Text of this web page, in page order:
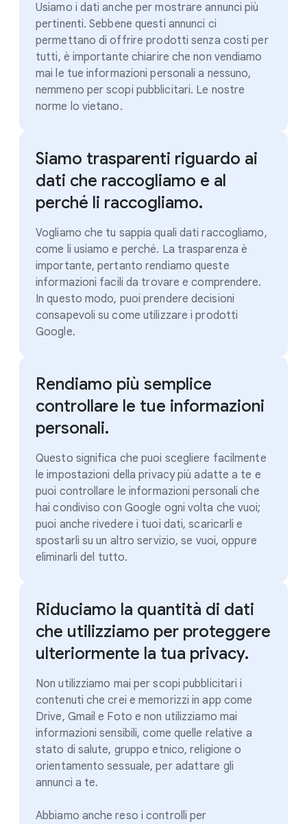
Usiamo i dati anche per mostrare annunci più
pertinenti. Sebbene questi annunci ci
permettano di offrire prodotti senza costi per
tutti, è importante chiarire che non vendiamo
mai le tue informazioni personali a nessuno,
nemmeno per scopi pubblicitari. Le nostre
norme lo vietano.
Siamo trasparenti riguardo ai
dati che raccogliamo e al
perché li raccogliamo.
Vogliamo che tu sappia quali dati raccogliamo,
come li usiamo e perché. La trasparenza è
importante, pertanto rendiamo queste
informazioni facili da trovare e comprendere.
In questo modo, puoi prendere decisioni
consapevoli su come utilizzare i prodotti
Google.
Rendiamo più semplice
controllare le tue informazioni
personali.
Questo significa che puoi scegliere facilmente
le impostazioni della privacy più adatte a te e
puoi controllare le informazioni personali che
hai condiviso con Google ogni volta che vuoi;
puoi anche rivedere i tuoi dati, scaricarli e
spostarli su un altro servizio, se vuoi, oppure
eliminarli del tutto.
Riduciamo la quantità di dati
che utilizziamo per proteggere
ulteriormente la tua privacy.
Non utilizziamo mai per scopi pubblicitari i
contenuti che crei e memorizzi in app come
Drive, Gmail e Foto e non utilizziamo mai
informazioni sensibili, come quelle relative a
stato di salute, gruppo etnico, religione o
orientamento sessuale, per adattare gli
annunci a te.
Abbiamo anche reso i controlli per